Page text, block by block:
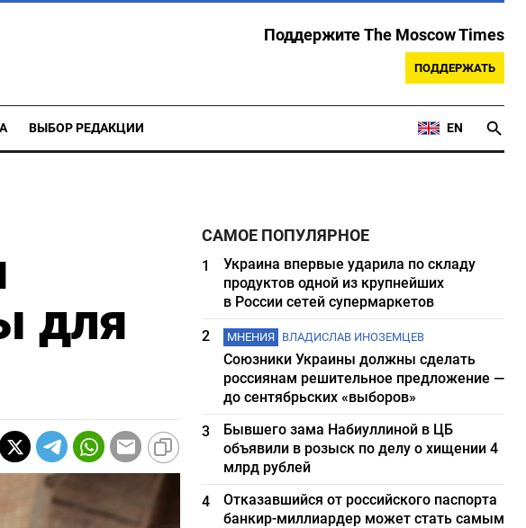
Поддержите The Moscow Times
ПОДДЕРЖАТЬ
ВЫБОР РЕДАКЦИИ EN
для
САМОЕ ПОПУЛЯРНОЕ
1
Украина впервые ударила по складу
продуктов одной из крупнейших
в России сетей супермаркетов
2
МНЕНИЯ ВЛАДИСЛАВ ИНОЗЕМЦЕВ
Союзники Украины должны сделать
россиянам решительное предложение —
до сентябрьских «выборов»
3
Бывшего зама Набиуллиной в ЦБ
объявили в розыск по делу о хищении 4
млрд рублей
4
Отказавшийся от российского паспорта
банкир-миллиардер может стать самым